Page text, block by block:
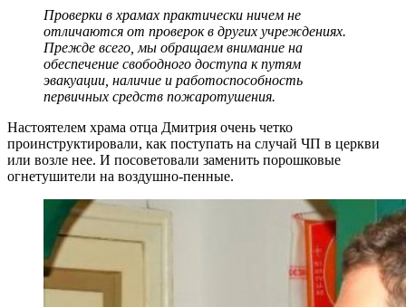
Проверки в храмах практически ничем не
отличаются от проверок в других учреждениях.
Прежде всего, мы обращаем внимание на
обеспечение свободного доступа к путям
эвакуации, наличие и работоспособность
первичных средств пожаротушения.
Настоятелем храма отца Дмитрия очень четко
проинструктировали, как поступать на случай ЧП в церкви
или возле нее. И посоветовали заменить порошковые
огнетушители на воздушно-пенные.